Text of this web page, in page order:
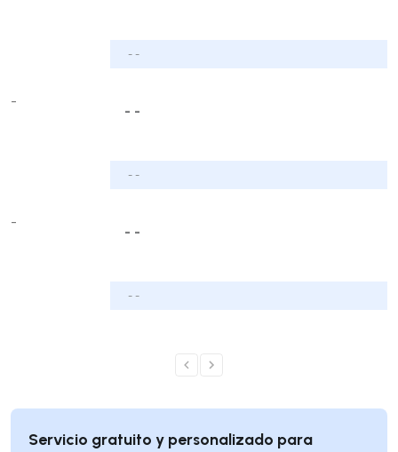
- -
-
- -
- -
-
- -
- -
Servicio gratuito y personalizado para